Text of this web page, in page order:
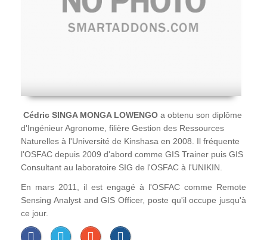
Cédric SINGA MONGA LOWENGO a obtenu son diplôme
d'Ingénieur Agronome, filière Gestion des Ressources
Naturelles à l'Université de Kinshasa en 2008. Il fréquente
l'OSFAC depuis 2009 d'abord comme GIS Trainer puis GIS
Consultant au laboratoire SIG de l'OSFAC à l'UNIKIN.
En mars 2011, il est engagé à l'OSFAC comme Remote
Sensing Analyst and GIS Officer, poste qu'il occupe jusqu'à
ce jour.